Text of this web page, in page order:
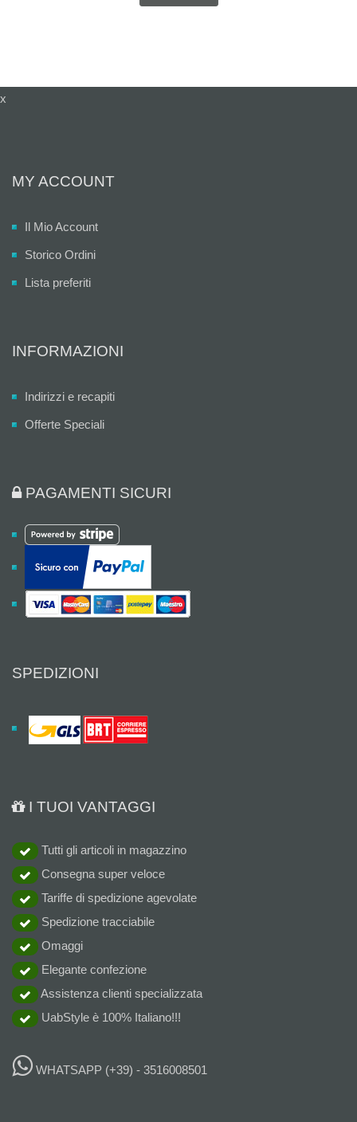
x
MY ACCOUNT
Il Mio Account
Storico Ordini
Lista preferiti
INFORMAZIONI
Indirizzi e recapiti
Offerte Speciali
PAGAMENTI SICURI
SPEDIZIONI
I TUOI VANTAGGI
Tutti gli articoli in magazzino
Consegna super veloce
Tariffe di spedizione agevolate
Spedizione tracciabile
Omaggi
Elegante confezione
Assistenza clienti specializzata
UabStyle è 100% Italiano!!!
WHATSAPP (+39) - 3516008501